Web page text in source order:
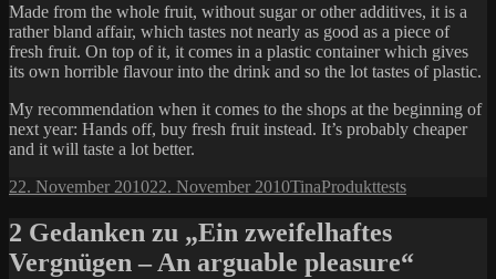
Made from the whole fruit, without sugar or other additives, it is a
rather bland affair, which tastes not nearly as good as a piece of
fresh fruit. On top of it, it comes in a plastic container which gives
its own horrible flavour into the drink and so the lot tastes of plastic.
My recommendation when it comes to the shops at the beginning of
next year: Hands off, buy fresh fruit instead. It’s probably cheaper
and it will taste a lot better.
Veröffentlicht
22. November 201022. November 2010Autor
TinaKategorien
Produkttests
2 Gedanken zu „Ein zweifelhaftes
Vergnügen – An arguable pleasure“